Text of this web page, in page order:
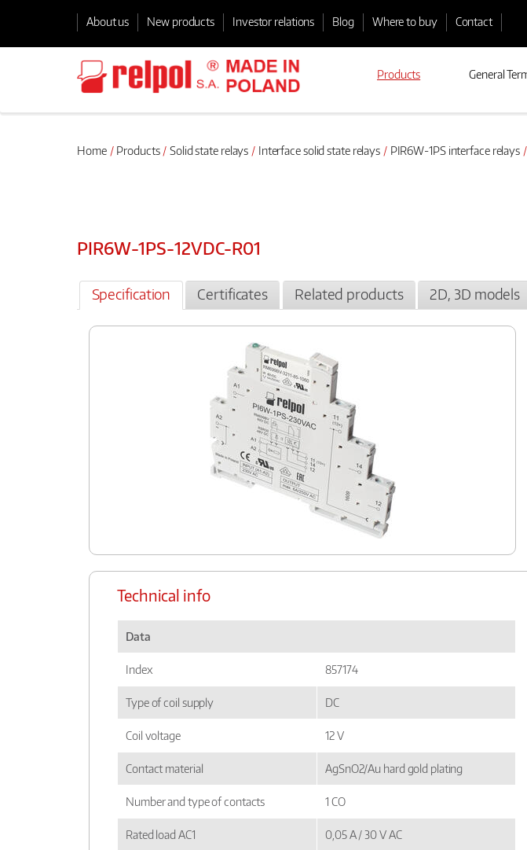
About us New products Investor relations Blog Where to buy Contact
Products General
Home Products Solid state relays Interface solid state relays PIR6W-1PS interface relays
PIR6W-1PS-12VDC-R01
Specification Certificates Related products 2D, 3D models
Technical info
Data
Index 857174
Type of coil supply DC
Coil voltage 12 V
Contact material AgSnO2/Au hard gold plating
Number and type of contacts 1 CO
Rated load AC1 0,05 A / 30 V AC